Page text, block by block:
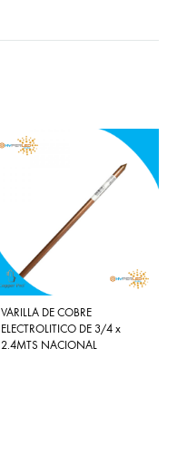
VARILLA DE COBRE
ELECTROLITICO DE 3/4 x
2.4MTS NACIONAL